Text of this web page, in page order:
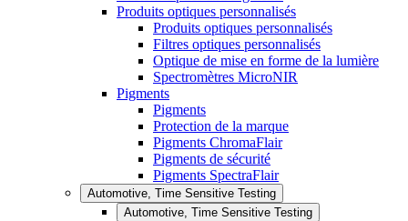
Produits optiques personnalisés
Produits optiques personnalisés
Filtres optiques personnalisés
Optique de mise en forme de la lumière
Spectromètres MicroNIR
Pigments
Pigments
Protection de la marque
Pigments ChromaFlair
Pigments de sécurité
Pigments SpectraFlair
Automotive, Time Sensitive Testing
Automotive, Time Sensitive Testing